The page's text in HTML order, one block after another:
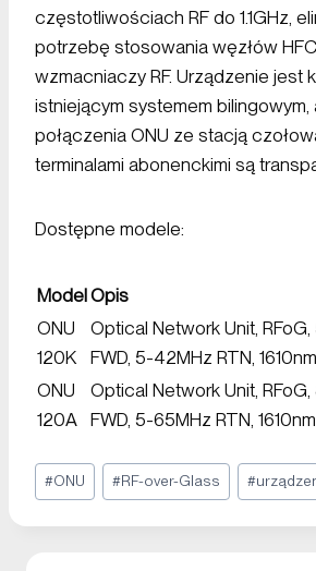
częstotliwościach RF do 1.1GHz,
potrzebę stosowania węzłów
wzmacniaczy RF. Urządzenie jest
istniejącym systemem
połączenia ONU ze stacją
terminalami abonenckimi są
Dostępne modele:
ModelOpis
ONU
120K
Optical Network Unit, RFoG,
FWD, 5-42MHz RTN,
ONU
120A
Optical Network Unit, RFoG,
FWD, 5-65MHz RTN,
#ONU #RF-over-Glass #